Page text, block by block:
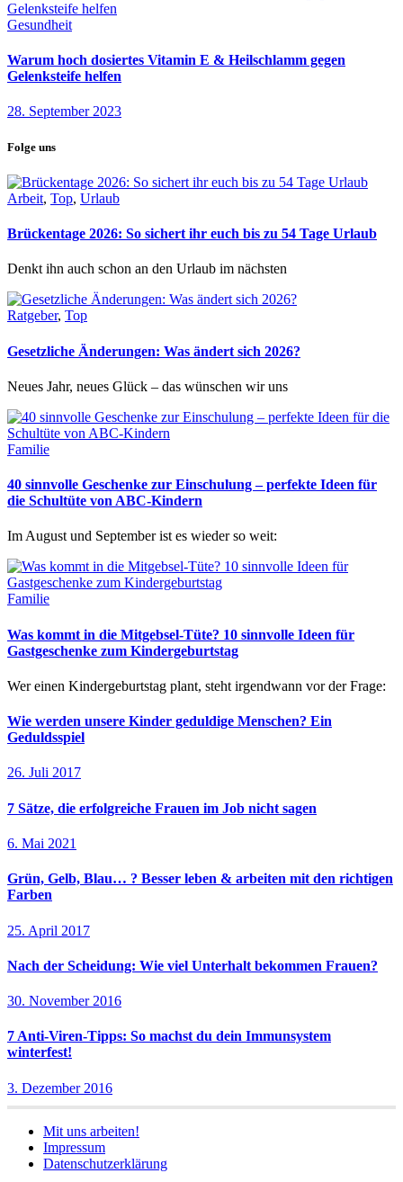
Gesundheit
Warum hoch dosiertes Vitamin E & Heilschlamm gegen
Gelenksteife helfen
28. September 2023
Folge uns
Arbeit, Top, Urlaub
Brückentage 2026: So sichert ihr euch bis zu 54 Tage Urlaub
Denkt ihn auch schon an den Urlaub im nächsten
Ratgeber, Top
Gesetzliche Änderungen: Was ändert sich 2026?
Neues Jahr, neues Glück – das wünschen wir uns
Familie
40 sinnvolle Geschenke zur Einschulung – perfekte Ideen für
die Schultüte von ABC-Kindern
Im August und September ist es wieder so weit:
Familie
Was kommt in die Mitgebsel-Tüte? 10 sinnvolle Ideen für
Gastgeschenke zum Kindergeburtstag
Wer einen Kindergeburtstag plant, steht irgendwann vor der Frage:
Wie werden unsere Kinder geduldige Menschen? Ein
Geduldsspiel
26. Juli 2017
7 Sätze, die erfolgreiche Frauen im Job nicht sagen
6. Mai 2021
Grün, Gelb, Blau… ? Besser leben & arbeiten mit den richtigen
Farben
25. April 2017
Nach der Scheidung: Wie viel Unterhalt bekommen Frauen?
30. November 2016
7 Anti-Viren-Tipps: So machst du dein Immunsystem
winterfest!
3. Dezember 2016
Mit uns arbeiten!
Impressum
Datenschutzerklärung